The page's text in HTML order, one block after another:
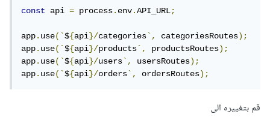
const api = process.env.API_URL;
app.use(`${api}/categories`, categoriesRoutes);
app.use(`${api}/products`, productsRoutes);
app.use(`${api}/users`, usersRoutes);
app.use(`${api}/orders`, ordersRoutes);
قم بتغييره الى